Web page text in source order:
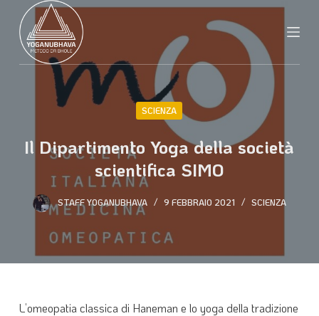
a
t
SCIENZA
Il Dipartimento Yoga della società
scientifica SIMO​
STAFF YOGANUBHAVA 9 FEBBRAIO 2021 SCIENZA
L’omeopatia classica di Haneman e lo yoga della tradizione